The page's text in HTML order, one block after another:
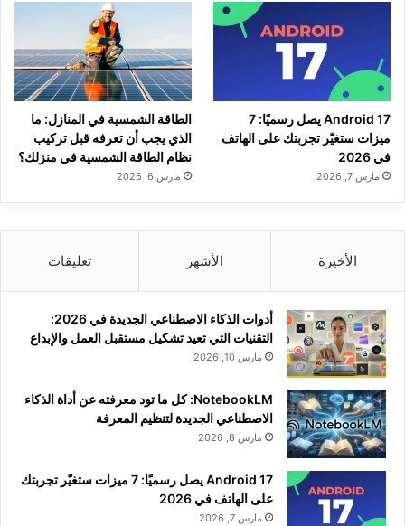
Android 17 يصل رسميًا: 7
ميزات ستغيّر تجربتك على الهاتف
في 2026
مارس 7, 2026
الطاقة الشمسية في المنازل: ما
الذي يجب أن تعرفه قبل تركيب
نظام الطاقة الشمسية في منزلك؟
مارس 6, 2026
الأخيرة الأشهر تعليقات
أدوات الذكاء الاصطناعي الجديدة في 2026:
التقنيات التي تعيد تشكيل مستقبل العمل والإبداع
مارس 10, 2026
NotebookLM: كل ما تود معرفته عن أداة الذكاء
الاصطناعي الجديدة لتنظيم المعرفة
مارس 8, 2026
Android 17 يصل رسميًا: 7 ميزات ستغيّر تجربتك
على الهاتف في 2026
مارس 7, 2026